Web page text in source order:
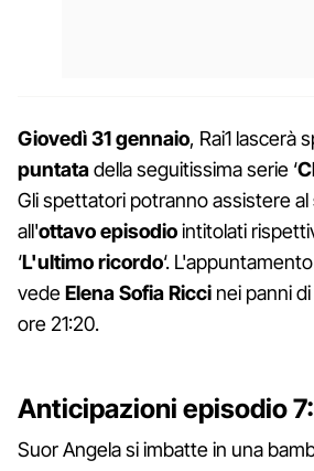
Giovedì 31 gennaio, Rai1 lascerà
puntatadella seguitissima serie ‘
Gli spettatori potranno assistere al
all'ottavo episodiointitolati
‘L'ultimo ricordo‘.
vedeElena Sofia Ricci nei panni di
ore 21:20.
Anticipazioni episodio
Suor Angela si imbatte in una